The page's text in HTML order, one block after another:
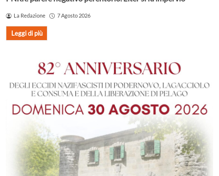
La Redazione 7 Agosto 2026
Leggi di più